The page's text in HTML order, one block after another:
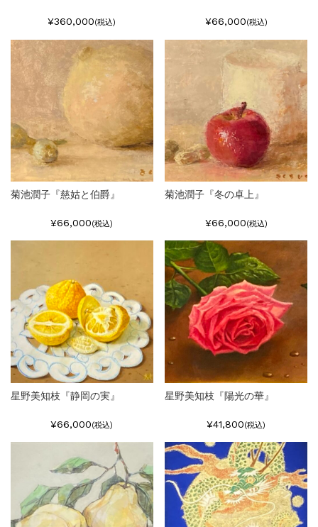
¥360,000(税込) ¥66,000(税込)
菊池潤子『慈姑と伯爵』
¥66,000(税込)
菊池潤子『冬の卓上』
¥66,000(税込)
星野美知枝『静岡の実』
¥66,000(税込)
星野美知枝『陽光の華』
¥41,800(税込)